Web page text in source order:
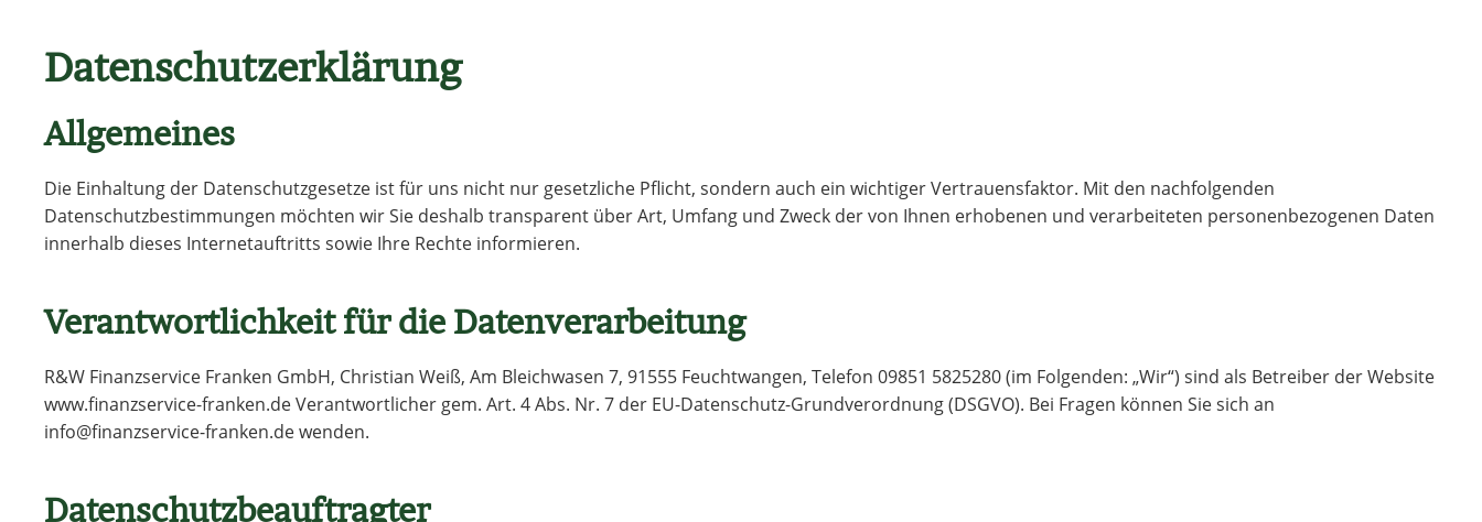
Datenschutzerklärung
Allgemeines
Die Einhaltung der Datenschutzgesetze ist für uns nicht nur gesetzliche Pflicht, sondern auch ein wichtiger Vertrauensfaktor. Mit den nachfolgenden
Datenschutzbestimmungen möchten wir Sie deshalb transparent über Art, Umfang und Zweck der von Ihnen erhobenen und verarbeiteten personenbezogenen Daten
innerhalb dieses Internetauftritts sowie Ihre Rechte informieren.
Verantwortlichkeit für die Datenverarbeitung
R&W Finanzservice Franken GmbH, Christian Weiß, Am Bleichwasen 7, 91555 Feuchtwangen, Telefon 09851 5825280 (im Folgenden: „Wir“) sind als Betreiber der Website
www.finanzservice-franken.de Verantwortlicher gem. Art. 4 Abs. Nr. 7 der EU-Datenschutz-Grundverordnung (DSGVO). Bei Fragen können Sie sich an
info@finanzservice-franken.de wenden.
Datenschutzbeauftragter